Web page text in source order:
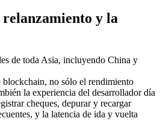
relanzamiento y la
de toda Asia, incluyendo China y
blockchain, no sólo el rendimiento
la experiencia del desarrollador día
cheques, depurar y recargar
y la latencia de ida y vuelta